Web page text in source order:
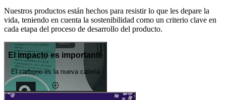
Nuestros productos están hechos para resistir lo que les depare la
vida, teniendo en cuenta la sostenibilidad como un criterio clave en
cada etapa del proceso de desarrollo del producto.
El impacto es importante
El carbono es la nueva caloría